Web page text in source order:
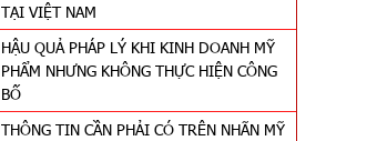
TẠI VIỆT NAM
HẬU QUẢ PHÁP LÝ KHI KINH DOANH MỸ
PHẨM NHƯNG KHÔNG THỰC HIỆN CÔNG
BỐ
THÔNG TIN CẦN PHẢI CÓ TRÊN NHÃN MỸ